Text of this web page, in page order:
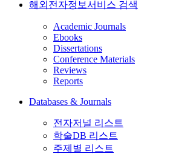
해외전자정보서비스 검색
Academic Journals
Ebooks
Dissertations
Conference Materials
Reviews
Reports
Databases & Journals
전자저널 리스트
학술DB 리스트
주제별 리스트